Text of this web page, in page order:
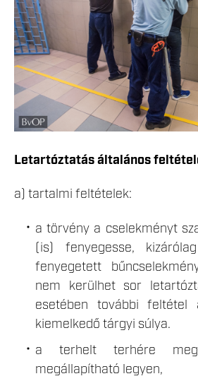
Letartóztatás általános
a) tartalmi feltételek:
a törvény a cselekményt
(is) fenyegesse,
fenyegetett
nem kerülhet sor
esetében további feltétel
kiemelkedő tárgyi súlya.
a terhelt terhére
megállapítható legyen,